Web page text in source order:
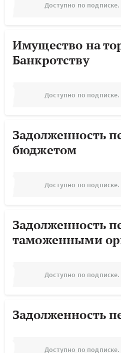
Доступно по подписке.
Имущество на
Банкротству
Доступно по подписке.
Задолженность
бюджетом
Доступно по подписке.
Задолженность
таможенными
Доступно по подписке.
Задолженность
Доступно по подписке.